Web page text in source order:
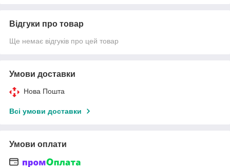
Відгуки про товар
Ще немає відгуків про цей товар
Умови доставки
Нова Пошта
Всі умови доставки
Умови оплати